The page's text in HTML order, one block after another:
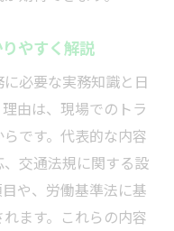
やすく解説
必要な実務知識と日
由は、現場でのトラ
です。代表的な内容
交通法規に関する設
や、労働基準法に基
ます。これらの内容